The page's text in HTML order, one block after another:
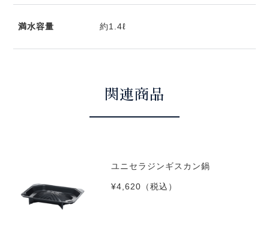
満水容量 約1.4ℓ
関連商品
ユニセラジンギスカン鍋
¥4,620 （税込）